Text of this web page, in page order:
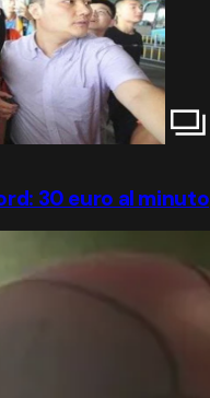
30 euro al minuto